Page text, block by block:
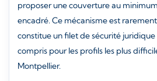
proposer une couverture au
encadré. Ce mécanisme est
constitue un filet de sécurité
compris pour les profils les plus
Montpellier.